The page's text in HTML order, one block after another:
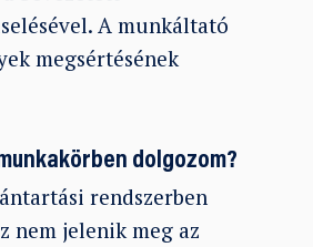
A munkáltató
megsértésének
dolgozom?
rendszerben
nem jelenik meg az